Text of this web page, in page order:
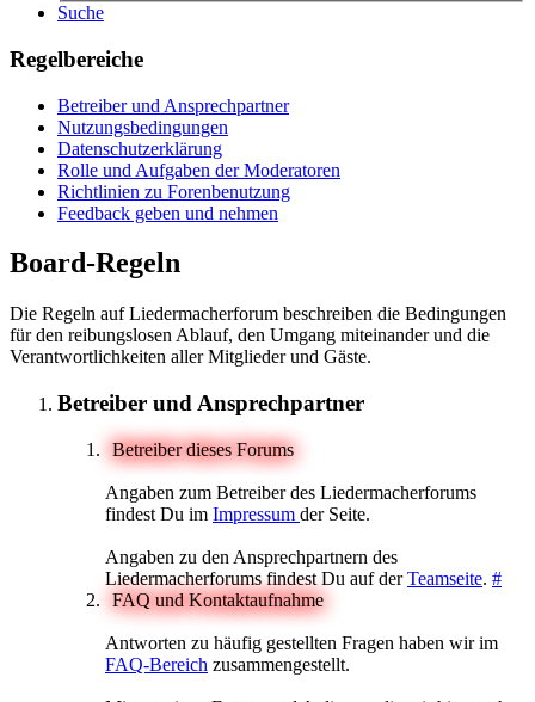
Suche
Regelbereiche
Betreiber und Ansprechpartner
Nutzungsbedingungen
Datenschutzerklärung
Rolle und Aufgaben der Moderatoren
Richtlinien zu Forenbenutzung
Feedback geben und nehmen
Board-Regeln
Die Regeln auf Liedermacherforum beschreiben die Bedingungen
für den reibungslosen Ablauf, den Umgang miteinander und die
Verantwortlichkeiten aller Mitglieder und Gäste.
Betreiber und Ansprechpartner
Betreiber dieses Forums
Angaben zum Betreiber des Liedermacherforums
findest Du im Impressum der Seite.
Angaben zu den Ansprechpartnern des
Liedermacherforums findest Du auf derTeamseite. #
FAQ und Kontaktaufnahme
Antworten zu häufig gestellten Fragen haben wir im
FAQ-Bereich zusammengestellt.